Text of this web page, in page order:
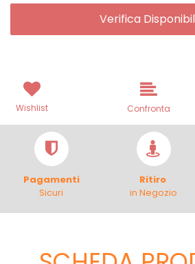
Verifica
Wishlist Confronta
Pagamenti
Sicuri
Ritiro
in Negozio